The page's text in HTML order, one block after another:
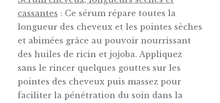
cassantes : Ce sérum répare toutes la
longueur des cheveux et les pointes sèches
et abimées grâce au pouvoir nourrissant
des huiles de ricin et jojoba. Appliquez
sans le rincer quelques gouttes sur les
pointes des cheveux puis massez pour
faciliter la pénétration du soin dans la